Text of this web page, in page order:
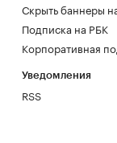
Скрыть баннеры
Подписка на РБК
Корпоративная
Уведомления
RSS